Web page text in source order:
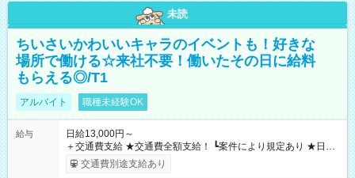
未読
ちいさいかわいいキャラのイベントも！好きな
場所で働ける☆来社不要！働いたその日に給料
もらえる◎/T1
アルバイト 職種未経験OK
給与
日給13,000円～
＋交通費支給 ★交通費全額支給！ ┗案件により規定あり ★日払
いOK！（規定あり） ┗働いたその日に現金GET♪ お仕事後はコ
ンビニATMから 日払い分を引き落とせます！ 【試用期間】試
交通費別途支給あり